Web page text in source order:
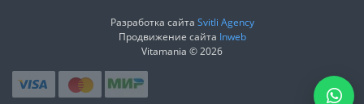
Разработка сайта Svitli Agency
Продвижение сайта Inweb
Vitamania © 2026